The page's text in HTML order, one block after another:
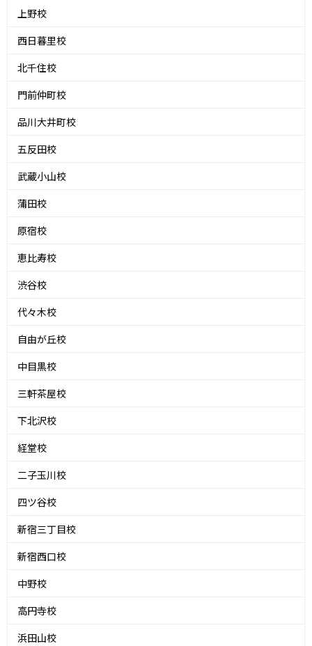
上野校
西日暮里校
北千住校
門前仲町校
品川大井町校
五反田校
武蔵小山校
蒲田校
原宿校
恵比寿校
渋谷校
代々木校
自由が丘校
中目黒校
三軒茶屋校
下北沢校
経堂校
二子玉川校
四ツ谷校
新宿三丁目校
新宿西口校
中野校
高円寺校
浜田山校